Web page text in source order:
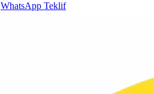
WhatsApp Teklif